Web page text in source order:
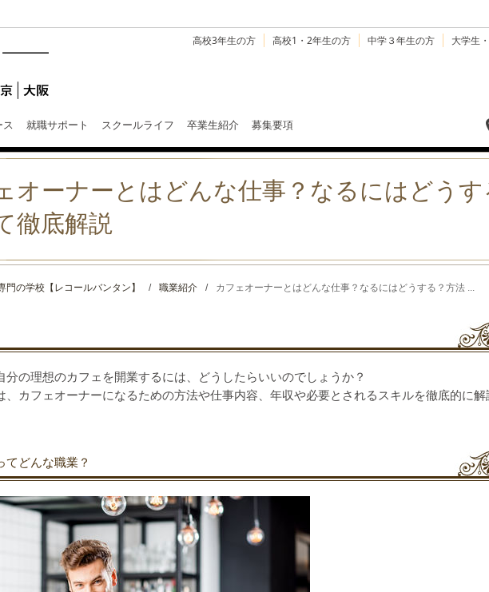
高校3年生の方 高校1・2年生の方 中学３年生の方 大学生
ス 就職サポート スクールライフ 卒業生紹介 募集要項
オーナーとはどんな仕事？なるにはどう
徹底解説
門の学校【レコールバンタン】 / 職業紹介 / カフェオーナーとはどんな仕事？なるにはどうする？方法 ...
分の理想のカフェを開業するには、どうしたらいいのでしょうか？
、カフェオーナーになるための方法や仕事内容、年収や必要とされるスキルを徹底的に解
てどんな職業？